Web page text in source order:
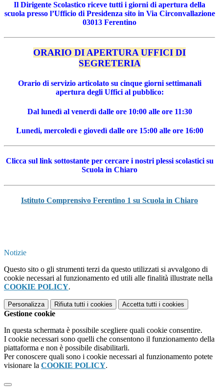
Il Dirigente Scolastico riceve tutti i giorni di apertura della
scuola presso l’Ufficio di Presidenza sito in Via Circonvallazione
03013 Ferentino
ORARIO DI APERTURA UFFICI DI
SEGRETERIA
Orario di servizio articolato su cinque giorni settimanali
apertura degli Uffici al pubblico:
Dal lunedì al venerdì dalle ore 10:00 alle ore 11:30
Lunedi, mercoledì e giovedì dalle ore 15:00 alle ore 16:00
Clicca sul link sottostante per cercare i nostri plessi scolastici su
Scuola in Chiaro
Istituto Comprensivo Ferentino 1 su Scuola in Chiaro
Notizie
Questo sito o gli strumenti terzi da questo utilizzati si avvalgono di
cookie necessari al funzionamento ed utili alle finalità illustrate nella
COOKIE POLICY.
Personalizza Rifiuta tutti i cookies Accetta tutti i cookies
Gestione cookie
In questa schermata è possibile scegliere quali cookie consentire.
I cookie necessari sono quelli che consentono il funzionamento della
piattaforma e non è possibile disabilitarli.
Per conoscere quali sono i cookie necessari al funzionamento potete
visionare la COOKIE POLICY.